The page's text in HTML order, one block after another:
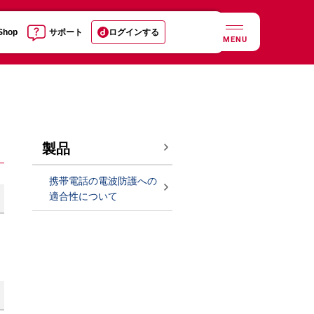
サポート ログインする
MENU
製品
携帯電話の電波防護への
適合性について